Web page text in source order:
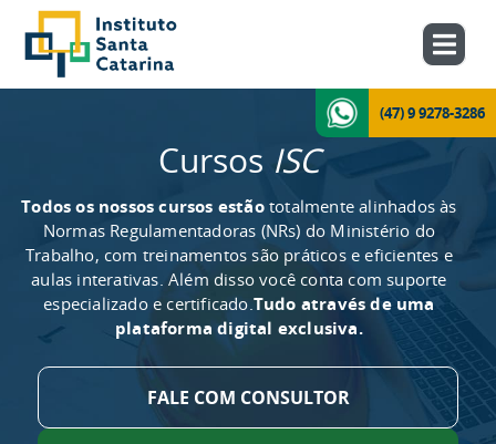
(47) 9 9278-3286
Cursos ISC
Todos os nossos cursos estãototalmente alinhados às
Normas Regulamentadoras (NRs) do Ministério do
Trabalho, com treinamentos são práticos e eficientes e
aulas interativas. Além disso você conta com suporte
especializado e certificado.Tudo através de uma
plataforma digital exclusiva.
FALE COM CONSULTOR